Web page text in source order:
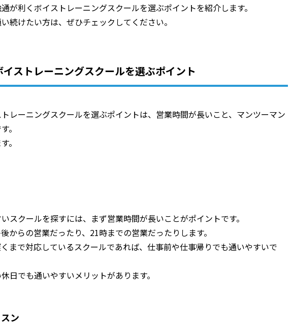
が利くボイストレーニングスクールを選ぶポイントを紹介します。
続けたい方は、ぜひチェックしてください。
ストレーニングスクールを選ぶポイント
レーニングスクールを選ぶポイントは、営業時間が長いこと、マンツーマン
。
。
スクールを探すには、まず営業時間が長いことがポイントです。
からの営業だったり、21時までの営業だったりします。
まで対応しているスクールであれば、仕事前や仕事帰りでも通いやすいで
日でも通いやすいメリットがあります。
ン